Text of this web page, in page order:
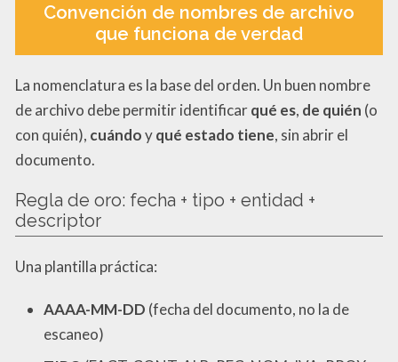
Convención de nombres de archivo
que funciona de verdad
La nomenclatura es la base del orden. Un buen nombre
de archivo debe permitir identificarqué es, de quién (o
con quién), cuándoyqué estado tiene, sin abrir el
documento.
Regla de oro: fecha + tipo + entidad +
descriptor
Una plantilla práctica:
AAAA-MM-DD (fecha del documento, no la de
escaneo)